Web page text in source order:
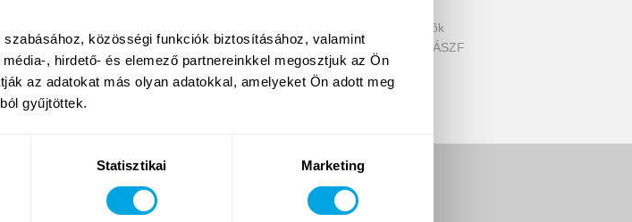
közösségi funkciók biztosításához, valamint
, hirdető- és elemező partnereinkkel megosztjuk az Ön
az adatokat más olyan adatokkal, amelyeket Ön adott meg
gyűjtöttek.
Statisztikai Marketing
Jelentkezés és ÁSZF
Árak és határidők
Jelentkezés és ÁSZF